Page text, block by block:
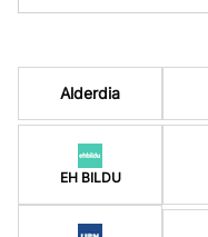
Alderdia
EH BILDU